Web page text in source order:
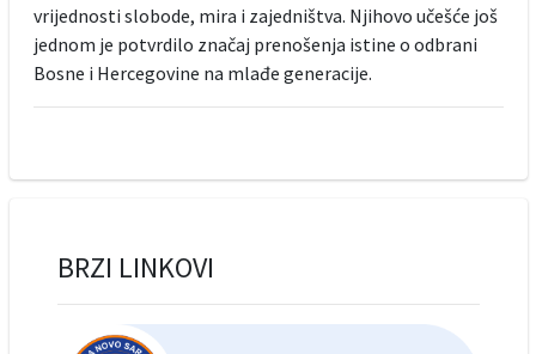
vrijednosti slobode, mira i zajedništva. Njihovo učešće još
jednom je potvrdilo značaj prenošenja istine o odbrani
Bosne i Hercegovine na mlađe generacije.
BRZI LINKOVI